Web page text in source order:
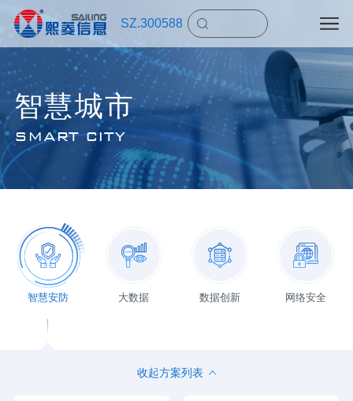
SZ.300588
智慧城市
SMART CITY
智慧安防 大数据 数据创新 网络安全
收起方案列表